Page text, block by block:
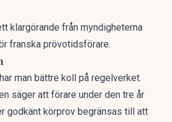
klargörande från myndigheterna
franska prövotidsförare.
man bättre koll på regelverket.
säger att förare under den tre år
godkänt körprov begränsas till att